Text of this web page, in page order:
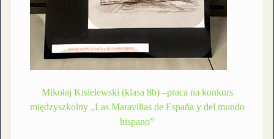
Mikołaj Kisielewski (klasa 8b) –praca na konkurs
międzyszkolny „Las Maravillas de España y del mundo
hispano”